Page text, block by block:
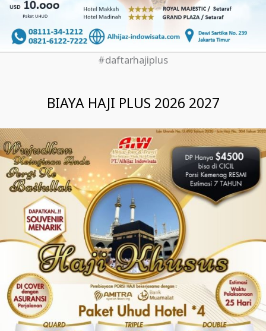
#daftarhajiplus
BIAYA HAJI PLUS 2026 2027